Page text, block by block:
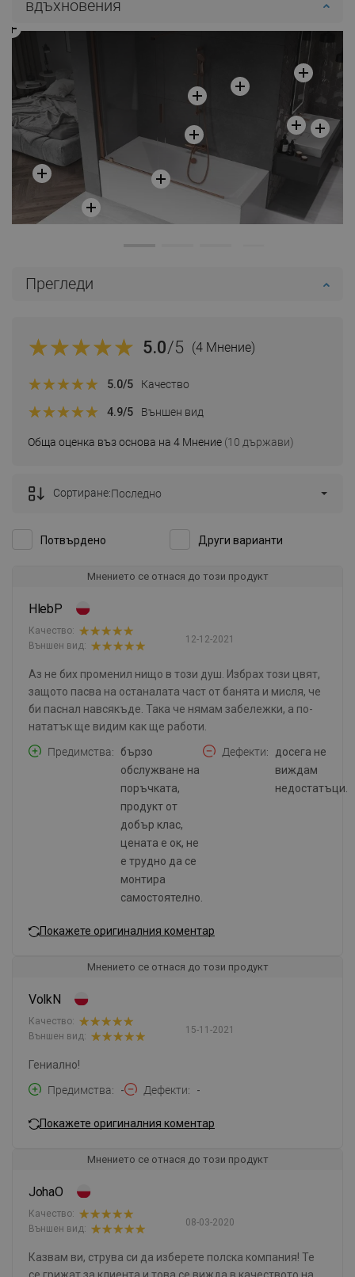
вдъхновения
Прегледи
5.0/5 (4 Мнение)
Обща оценка въз основа на 4 Мнение (10 държави)
5.0/5 Качество
4.9/5 Външен вид
Потвърдено Други варианти
Сортиране:Последно
Мнението се отнася до този продукт
HlebP
12-12-2021
Качество:
Външен вид:
Аз не бих променил нищо в този душ. Избрах този цвят,
защото пасва на останалата част от банята и мисля, че
би паснал навсякъде. Така че нямам забележки, а по-
нататък ще видим как ще работи.
Предимства
бързо
обслужване на
поръчката,
продукт от
добър клас,
цената е ок, не
е трудно да се
монтира
самостоятелно.
Дефекти
досега не
виждам
недостатъци.
Покажете оригиналния коментар
Мнението се отнася до този продукт
VolkN
15-11-2021
Качество:
Външен вид:
Гениално!
Предимства
- Дефекти -
Покажете оригиналния коментар
Мнението се отнася до този продукт
JohaO
08-03-2020
Качество:
Външен вид:
Казвам ви, струва си да изберете полска компания! Те